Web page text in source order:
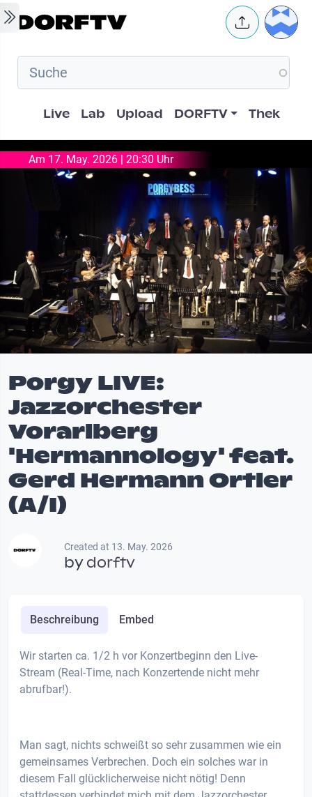
Skip to main content User
Hauptnavigation
Live Lab Upload DORFTV Thek
Am 17. May. 2026 | 20:30 Uhr
Porgy LIVE:
Jazzorchester
Vorarlberg
'Hermannology' feat.
Gerd Hermann Ortler
(A/I)
Created at 13. May. 2026
bydorftv
Beschreibung Embed
Wir starten ca. 1/2 h vor Konzertbeginn den Live-
Stream (Real-Time, nach Konzertende nicht mehr
abrufbar!).
Man sagt, nichts schweißt so sehr zusammen wie ein
gemeinsames Verbrechen. Doch ein solches war in
diesem Fall glücklicherweise nicht nötig! Denn